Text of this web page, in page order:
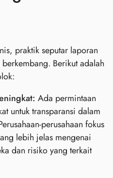
praktik seputar laporan
Berikut adalah
Ada permintaan
untuk transparansi dalam
perusahaan fokus
lebih jelas mengenai
dan risiko yang terkait